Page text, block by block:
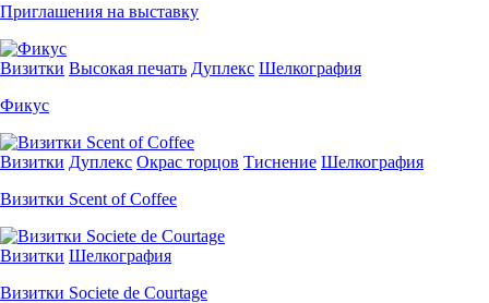
Приглашения на выставку
Визитки Высокая печать Дуплекс Шелкография
Фикус
Визитки Дуплекс Окрас торцов Тиснение Шелкография
Визитки Scent of Coffee
Визитки Шелкография
Визитки Societe de Courtage